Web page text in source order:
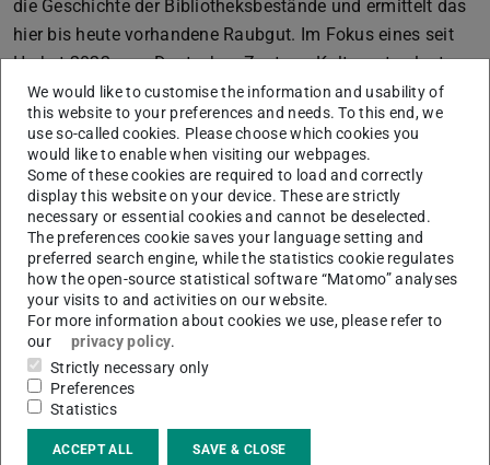
die Geschichte der Bibliotheksbestände und ermittelt das
hier bis heute vorhandene Raubgut. Im Fokus eines seit
Herbst 2022 vom Deutschen Zentrum Kulturgutverluste
geförderten Projekts stehen 40.000 Bände, die beim
Neuaufbau nach Kriegsende eingearbeitet wurden.
Programm zum Tag der Provenienzforschung am
12.04.23:
16:00-16:45 Themenführung:Auf Spurensuche nach NS-
Raubgut in den Beständen der ULB Darmstadt
Die Führung vermittelt an ausgewählten Beispielen die
Methoden der Provenienzforschung in Bibliotheken.
Gemeinsam werden die Spuren des früheren Besitzes
entschlüsselt und die Objektgeschichte einzelner Bücher
zum Leben erweckt.
Treffpunkt: Forschungslesesaal, OG 2
We would like to customise the information and usability of
this website to your preferences and needs. To this end, we
use so-called cookies. Please choose which cookies you
would like to enable when visiting our webpages.
Some of these cookies are required to load and correctly
display this website on your device. These are strictly
necessary or essential cookies and cannot be deselected.
The preferences cookie saves your language setting and
preferred search engine, while the statistics cookie regulates
how the open-source statistical software “Matomo” analyses
your visits to and activities on our website.
For more information about cookies we use, please refer to
our
privacy policy.
Strictly necessary only
Preferences
Statistics
ACCEPT ALL SAVE & CLOSE